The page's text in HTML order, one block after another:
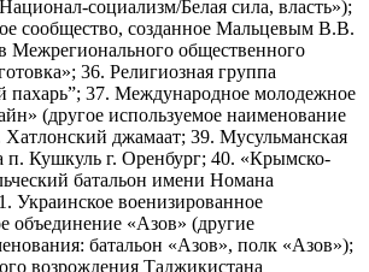
социализм/Белая сила, власть»);
сообщество, созданное Мальцевым В.В.
Межрегионального общественного
36. Религиозная группа
пахарь”; 37. Международное молодежное
(другое используемое наименование
джамаат; 39. Мусульманская
п. Кушкуль г. Оренбург; 40. «Крымско-
батальон имени Номана
Украинское военизированное
объединение «Азов» (другие
батальон «Азов», полк «Азов»);
возрождения Таджикистана